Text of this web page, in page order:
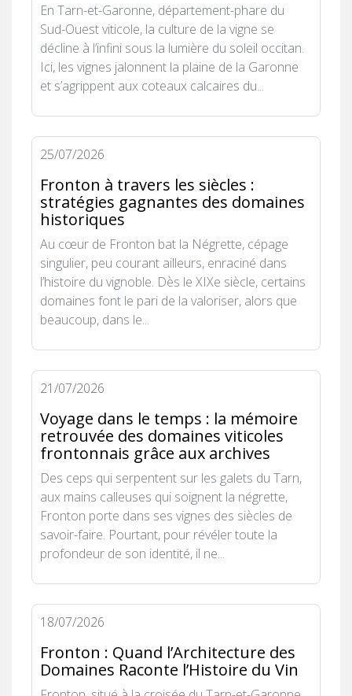
En Tarn-et-Garonne, département-phare du
Sud-Ouest viticole, la culture de la vigne se
décline à l’infini sous la lumière du soleil occitan.
Ici, les vignes jalonnent la plaine de la Garonne
et s’agrippent aux coteaux calcaires du...
25/07/2026
Fronton à travers les siècles :
stratégies gagnantes des domaines
historiques
Au cœur de Fronton bat la Négrette, cépage
singulier, peu courant ailleurs, enraciné dans
l’histoire du vignoble. Dès le XIXe siècle, certains
domaines font le pari de la valoriser, alors que
beaucoup, dans le...
21/07/2026
Voyage dans le temps : la mémoire
retrouvée des domaines viticoles
frontonnais grâce aux archives
Des ceps qui serpentent sur les galets du Tarn,
aux mains calleuses qui soignent la négrette,
Fronton porte dans ses vignes des siècles de
savoir-faire. Pourtant, pour révéler toute la
profondeur de son identité, il ne...
18/07/2026
Fronton : Quand l’Architecture des
Domaines Raconte l’Histoire du Vin